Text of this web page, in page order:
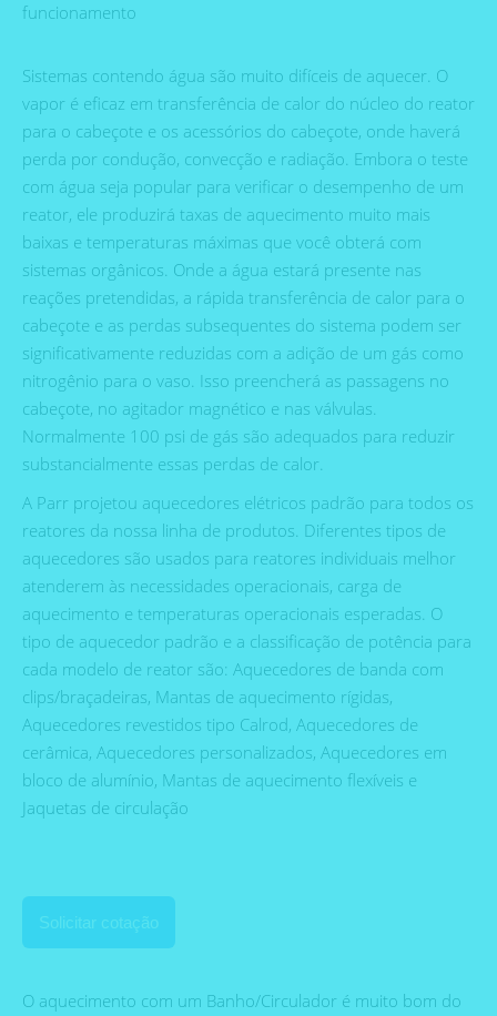
funcionamento
Sistemas contendo água são muito difíceis de aquecer. O
vapor é eficaz em transferência de calor do núcleo do reator
para o cabeçote e os acessórios do cabeçote, onde haverá
perda por condução, convecção e radiação. Embora o teste
com água seja popular para verificar o desempenho de um
reator, ele produzirá taxas de aquecimento muito mais
baixas e temperaturas máximas que você obterá com
sistemas orgânicos. Onde a água estará presente nas
reações pretendidas, a rápida transferência de calor para o
cabeçote e as perdas subsequentes do sistema podem ser
significativamente reduzidas com a adição de um gás como
nitrogênio para o vaso. Isso preencherá as passagens no
cabeçote, no agitador magnético e nas válvulas.
Normalmente 100 psi de gás são adequados para reduzir
substancialmente essas perdas de calor.
A Parr projetou aquecedores elétricos padrão para todos os
reatores da nossa linha de produtos. Diferentes tipos de
aquecedores são usados para reatores individuais melhor
atenderem às necessidades operacionais, carga de
aquecimento e temperaturas operacionais esperadas. O
tipo de aquecedor padrão e a classificação de potência para
cada modelo de reator são: Aquecedores de banda com
clips/braçadeiras, Mantas de aquecimento rígidas,
Aquecedores revestidos tipo Calrod, Aquecedores de
cerâmica, Aquecedores personalizados, Aquecedores em
bloco de alumínio, Mantas de aquecimento flexíveis e
Jaquetas de circulação
Solicitar cotação
O aquecimento com um Banho/Circulador é muito bom do